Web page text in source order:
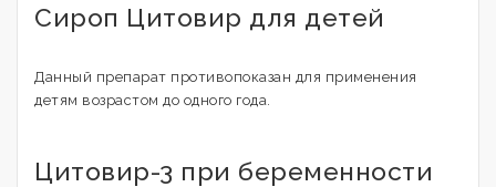
Сироп Цитовир для детей
Данный препарат противопоказан для применения
детям возрастом до одного года.
Цитовир-3 при беременности